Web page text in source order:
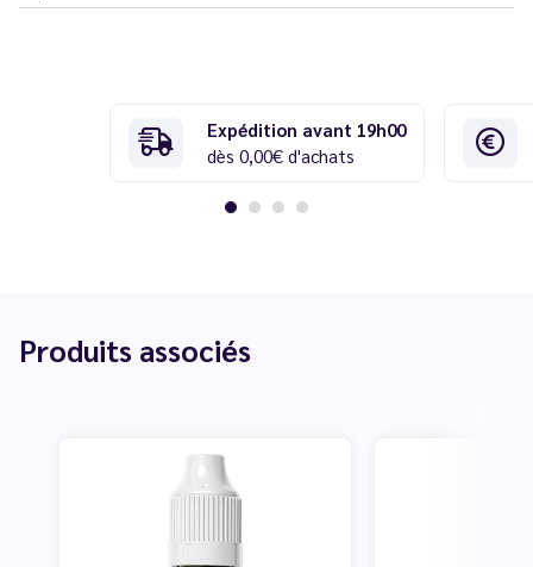
Expédition avant 19h00
dès 0,00€ d'achats
Produits associés